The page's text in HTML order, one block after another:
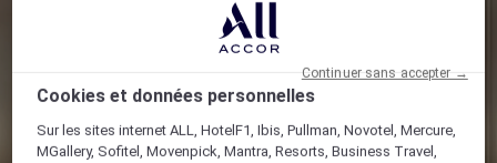
Cookies et données personnelles
Sur les sites internet ALL, HotelF1, Ibis, Pullman, Novotel, Mercure,
MGallery, Sofitel, Movenpick, Mantra, Resorts, Business Travel,
Continuer sans accepter →